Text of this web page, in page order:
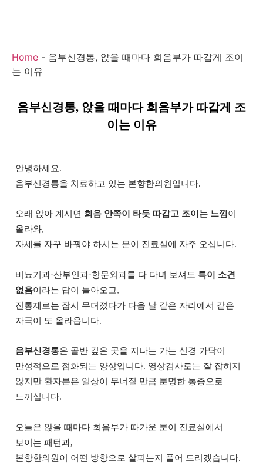
Home - 음부신경통, 앉을 때마다 회음부가 따갑게 조이
는 이유
음부신경통, 앉을 때마다 회음부가 따갑게 조
이는 이유
안녕하세요.
음부신경통을 치료하고 있는 본향한의원입니다.
오래 앉아 계시면 회음 안쪽이 타듯 따갑고 조이는 느낌 이
올라와,
자세를 자꾸 바꿔야 하시는 분이 진료실에 자주 오십니다.
비뇨기과·산부인과·항문외과를 다 다녀 보셔도 특이 소견
없음이라는 답이 돌아오고,
진통제로는 잠시 무뎌졌다가 다음 날 같은 자리에서 같은
자극이 또 올라옵니다.
음부신경통은 골반 깊은 곳을 지나는 가는 신경 가닥이
만성적으로 점화되는 양상입니다. 영상검사로는 잘 잡히지
않지만 환자분은 일상이 무너질 만큼 분명한 통증으로
느끼십니다.
오늘은 앉을 때마다 회음부가 따가운 분이 진료실에서
보이는 패턴과,
본향한의원이 어떤 방향으로 살피는지 풀어 드리겠습니다.